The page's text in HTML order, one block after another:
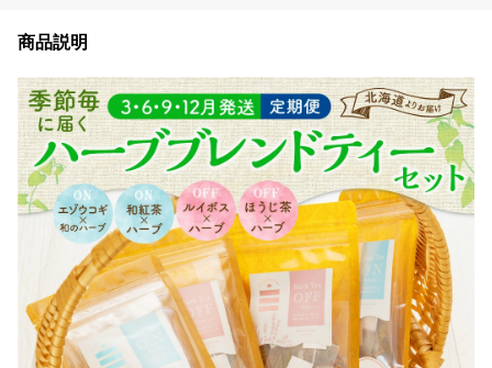
商品説明